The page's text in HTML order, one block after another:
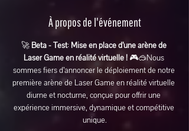
À propos de l'événement
🚀 Beta - Test: Mise en place d’une arène de
Laser Game en réalité virtuelle ! 🎮🥽Nous
sommes fiers d’annoncer le déploiement de notre
première arène de Laser Game en réalité virtuelle
diurne et nocturne, conçue pour offrir une
expérience immersive, dynamique et compétitive
unique.